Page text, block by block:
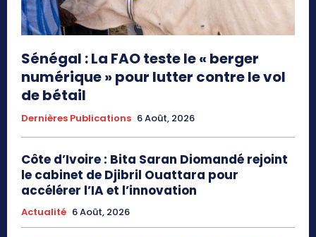
Sénégal : La FAO teste le « berger
numérique » pour lutter contre le vol
de bétail
Dernières Publications 6 Août, 2026
Côte d’Ivoire : Bita Saran Diomandé rejoint
le cabinet de Djibril Ouattara pour
accélérer l’IA et l’innovation
Actualité 6 Août, 2026